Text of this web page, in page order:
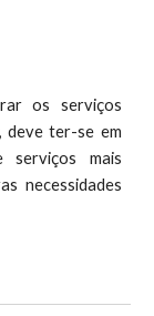
os serviços
ter-se em
serviços mais
necessidades